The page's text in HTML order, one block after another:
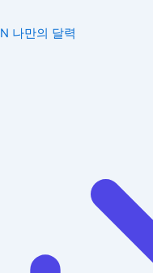
N 나만의 달력